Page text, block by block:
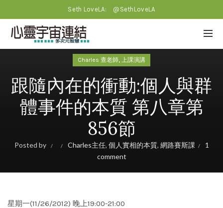
Seth LoveLA: @SethLoveLA
Charles 查老師, 上課演講
跟隨內在的衝動:個人與群
體事件的本質 第八章第
856節
Posted by Charles主任, 個人實相的本質, 網路賽斯課
1
comment
星期一(11/26/2012) 晚上19:00-21:00